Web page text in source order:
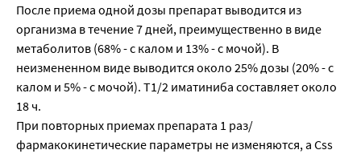
После приема одной дозы препарат выводится из
организма в течение 7 дней, преимущественно в виде
метаболитов (68% - с калом и 13% - с мочой). В
неизмененном виде выводится около 25% дозы (20% - с
калом и 5% - с мочой). T1/2 иматиниба составляет около
18 ч.
При повторных приемах препарата 1 раз/
фармакокинетические параметры не изменяются, а Css